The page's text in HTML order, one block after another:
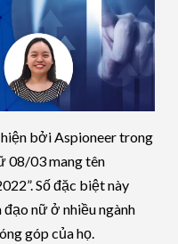
bởi Aspioneer trong
08/03 mang tên
Số đặc biệt này
đạo nữ ở nhiều ngành
góp của họ.